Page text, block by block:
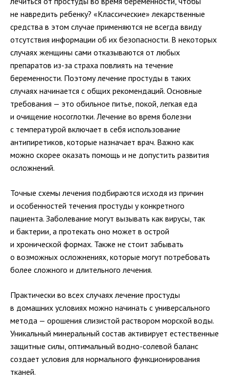
не навредить ребенку? «Классические» лекарственные
средства в этом случае применяются не всегда ввиду
отсутствия информации об их безопасности. В некоторых
случаях женщины сами отказываются от любых
препаратов из-за страха повлиять на течение
беременности. Поэтому лечение простуды в таких
случаях начинается с общих рекомендаций. Основные
требования — это обильное питье, покой, легкая еда
и очищение носоглотки. Лечение во время болезни
с температурой включает в себя использование
антипиретиков, которые назначает врач. Важно как
можно скорее оказать помощь и не допустить развития
осложнений.
Точные схемы лечения подбираются исходя из причин
и особенностей течения простуды у конкретного
пациента. Заболевание могут вызывать как вирусы, так
и бактерии, а протекать оно может в острой
и хронической формах. Также не стоит забывать
о возможных осложнениях, которые могут потребовать
более сложного и длительного лечения.
Практически во всех случаях лечение простуды
в домашних условиях можно начинать с универсального
метода — орошения слизистой раствором морской воды.
Уникальный минеральный состав активирует естественные
защитные силы, оптимальный водно-солевой баланс
создает условия для нормального функционирования
тканей.